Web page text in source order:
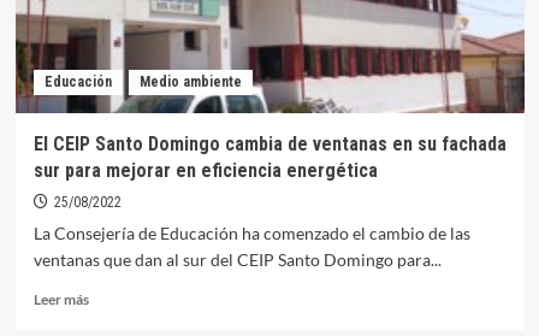
orellanenses
Educación Medio ambiente
El CEIP Santo Domingo cambia de ventanas en su fachada
sur para mejorar en eficiencia energética
25/08/2022
La Consejería de Educación ha comenzado el cambio de las
ventanas que dan al sur del CEIP Santo Domingo para...
Leer másLeer